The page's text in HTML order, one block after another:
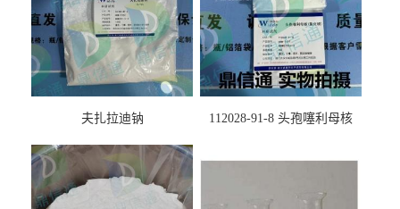
夫扎拉迪钠
112028-91-8 头孢噻利母核